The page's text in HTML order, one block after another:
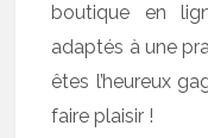
boutique en
adaptés à une
êtes l’heureux
faire plaisir !